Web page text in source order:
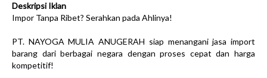
Deskripsi Iklan
Impor Tanpa Ribet? Serahkan pada Ahlinya!
PT. NAYOGA MULIA ANUGERAH siap menangani jasa import
barang dari berbagai negara dengan proses cepat dan harga
kompetitif!